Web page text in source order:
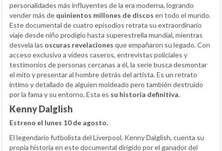
personalidades más influyentes de la era moderna, logrando
vender más de quinientos millones de discos en todo el mundo.
Este documental de cuatro episodios retrata su extraordinario
viaje desde niño prodigio hasta superestrella mundial, mientras
desvela las oscuras revelaciones que empañaron su legado. Con
acceso exclusivo a vídeos caseros, entrevistas policiales y
testimonios de personas cercanas a él, la serie busca desmontar
el mito y presentar al hombre detrás del artista. Es un retrato
íntimo y detallado de alguien moldeado pero también destruido
por la fama y su entorno. Esta es su historia definitiva.
Kenny Dalglish
Estreno el lunes 10 de agosto.
El legendario futbolista del Liverpool, Kenny Dalglish, cuenta su
propia historia en este documental dirigido por el ganador del